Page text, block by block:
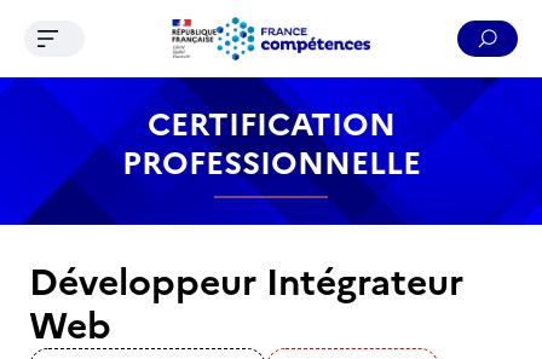
Contenu Recherche Menu Pied de page
Ouvrir le menu de navigation
CERTIFICATION
PROFESSIONNELLE
Développeur Intégrateur
Web